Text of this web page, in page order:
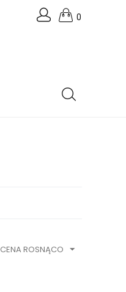
0
CENA ROSNĄCO